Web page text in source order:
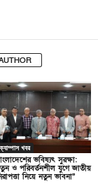
খবর
ভবিষ্যৎ সুরক্ষা:
ও পরিবর্তনশীল যুগে জাতীয়
নিয়ে নতুন ভাবনা”